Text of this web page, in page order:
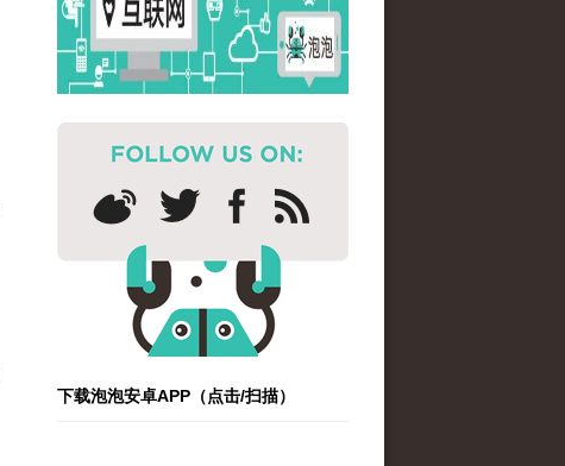
下载泡泡安卓APP（点击/扫描）